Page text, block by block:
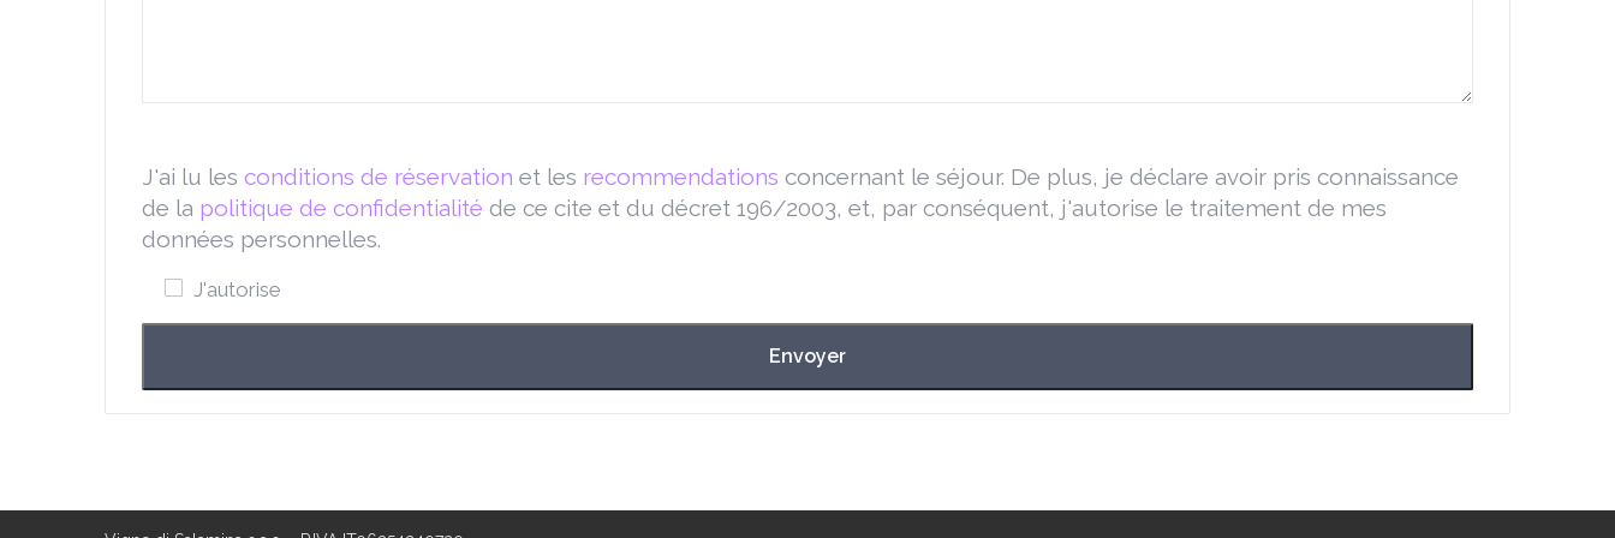
J'ai lu les conditions de réservation et les recommendations concernant le séjour. De plus, je déclare avoir pris connaissance
de la politique de confidentialité de ce cite et du décret 196/2003, et, par conséquent, j'autorise le traitement de mes
données personnelles.
J'autorise